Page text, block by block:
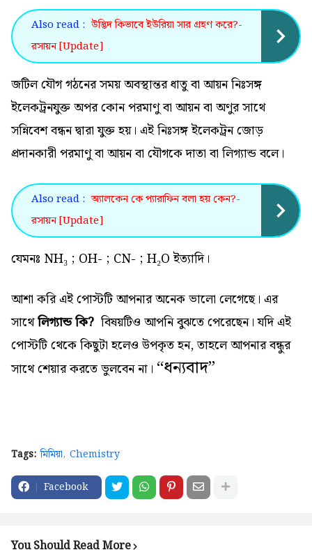
Also read : উদ্ভিদ কিভাবে ইউরিয়া সার গ্রহণ করে?-
রসায়ন [Update]
জটিল যৌগ গঠনের সময় অবস্থান্তর ধাতু বা আয়ন নিঃসঙ্গ
ইলেকট্রনযুক্ত অপর কোন পরমাণু বা আয়ন বা অণুর সাথে
সন্নিবেশ বন্ধন দ্বারা যুক্ত হয়। এই নিঃসঙ্গ ইলেকট্রন জোড়
প্রদানকারী পরমাণু বা আয়ন বা যৌগকে দাতা বা লিগ্যান্ড বলে।
Also read : অ্যালকেন কে প্যারাফিন বলা হয় কেন?-
রসায়ন [Update]
যেমনঃ NH₃ ; OH- ; CN- ; H₂O ইত্যাদি।
আশা করি এই পোস্টটি আপনার অনেক ভালো লেগেছে। এর
সাথেলিগ্যান্ড কি? বিষয়টিও আপনি বুঝতে পেরেছেন। যদি এই
পোস্টটি থেকে কিছুটা হলেও উপকৃত হন, তাহলে আপনার বন্ধুর
সাথে শেয়ার করতে ভুলবেন না। “ধন্যবাদ”
Tags: মিমিয়া Chemistry
Facebook
You Should Read More